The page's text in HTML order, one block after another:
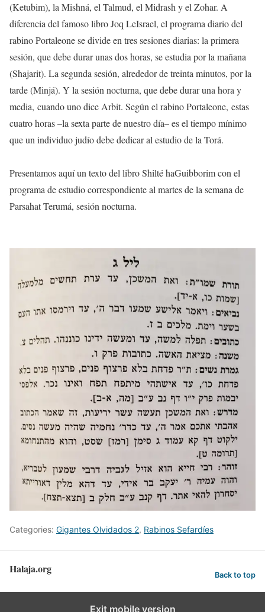
(Ketubim), la Mishná, el Talmud, el Midrash y el Zohar. A
diferencia del famoso libro Joq LeIsrael, el programa diario del
rabino Portaleone se divide en tres sesiones diarias: la primera
sesión, que debe durar unas dos horas, se estudia por la mañana
(Shajarit). La segunda sesión, alrededor de treinta minutos, por la
tarde (Minjá). Y la sesión nocturna, que debe durar una hora y
media, cuando uno dice Arbit. Según el rabino Portaleone, estas
cuatro horas –la sexta parte de nuestro día– es el tiempo mínimo
que un individuo judío debe dedicar al estudio de la Torá.
Presentamos aquí un texto del libro Shilté haGuibborim con el
programa de estudio correspondiente al martes de la semana de
Parsahat Terumá, sesión nocturna.
Categories: Gigantes Olvidados 2, Rabinos Sefardíes
Halaja.org Back to top
Exit mobile version